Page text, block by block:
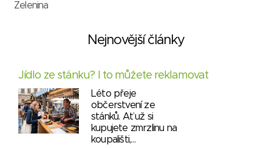
Zelenina
Nejnovější články
Jídlo ze stánku? I to můžete reklamovat
Léto přeje
občerstvení ze
stánků. Ať už si
kupujete zmrzlinu na
koupališti,…